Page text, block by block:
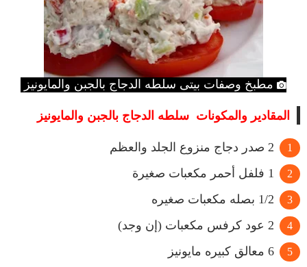
مطبخ وصفات بيتى سلطه الدجاج بالجبن والمايونيز
المقادير والمكونات سلطه الدجاج بالجبن والمايونيز
2 صدر دجاج منزوع الجلد والعظم
1 فلفل أحمر مكعبات صغيرة
1/2 بصله مكعبات صغيره
2 عود كرفس مكعبات (إن وجد)
6 معالق كبيره مايونيز